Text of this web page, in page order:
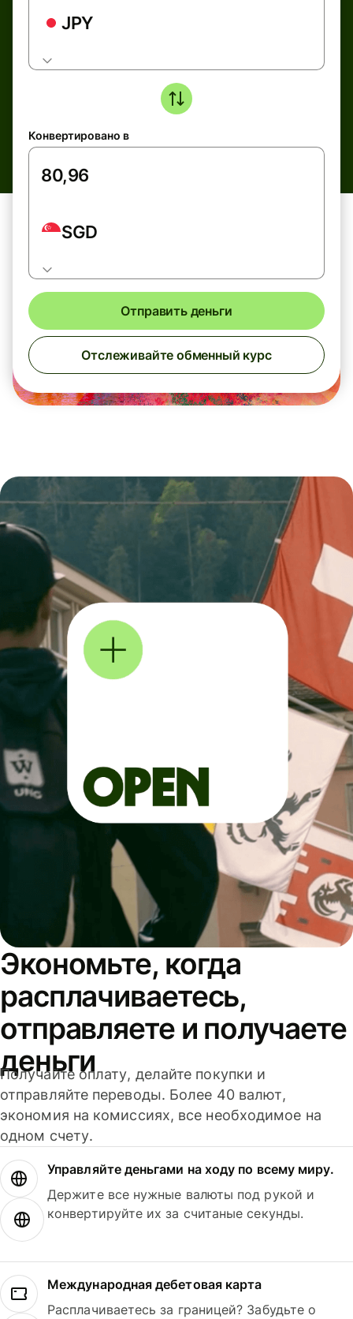
JPY
Конвертировано в
SGD
Отправить деньги
Отслеживайте обменный курс
Экономьте, когда
расплачиваетесь,
отправляете и получаете
деньги
Получайте оплату, делайте покупки и
отправляйте переводы. Более 40 валют,
экономия на комиссиях, все необходимое на
одном счету.
Управляйте деньгами на ходу по всему миру.
Держите все нужные валюты под рукой и
конвертируйте их за считаные секунды.
Международная дебетовая карта
Расплачиваетесь за границей? Забудьте о